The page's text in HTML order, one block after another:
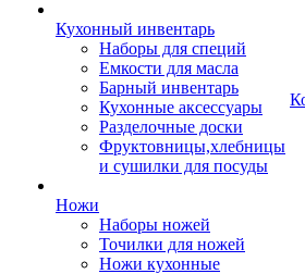
Кухонный инвентарь
Наборы для специй
Емкости для масла
Барный инвентарь
Кухонные аксессуары
Разделочные доски
Фруктовницы,хлебницы
и сушилки для посуды
Ножи
Наборы ножей
Точилки для ножей
Ножи кухонные